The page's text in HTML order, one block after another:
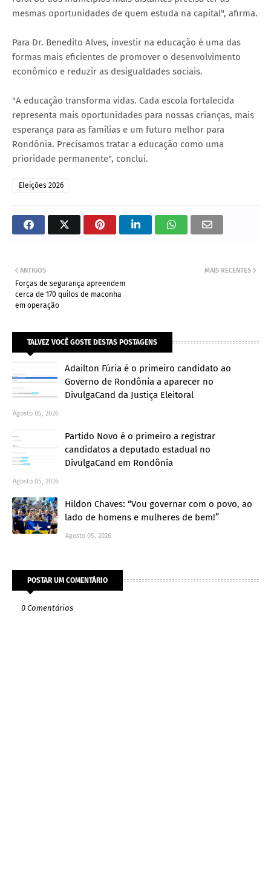
mesmas oportunidades de quem estuda na capital", afirma.
Para Dr. Benedito Alves, investir na educação é uma das
formas mais eficientes de promover o desenvolvimento
econômico e reduzir as desigualdades sociais.
"A educação transforma vidas. Cada escola fortalecida
representa mais oportunidades para nossas crianças, mais
esperança para as famílias e um futuro melhor para
Rondônia. Precisamos tratar a educação como uma
prioridade permanente", conclui.
Eleições 2026
MAIS RECENTES
ANTIGOS
Forças de segurança apreendem
cerca de 170 quilos de maconha
em operação
TALVEZ VOCÊ GOSTE DESTAS POSTAGENS
Adailton Fúria é o primeiro candidato ao
Governo de Rondônia a aparecer no
DivulgaCand da Justiça Eleitoral
Agosto 05, 2026
Partido Novo é o primeiro a registrar
candidatos a deputado estadual no
DivulgaCand em Rondônia
Agosto 05, 2026
Hildon Chaves: “Vou governar com o povo, ao
lado de homens e mulheres de bem!”
Agosto 05, 2026
POSTAR UM COMENTÁRIO
0 Comentários